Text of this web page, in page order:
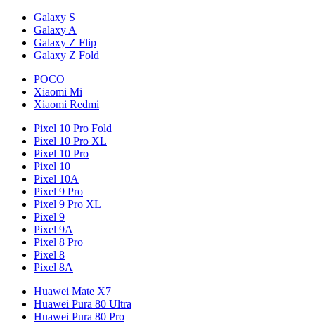
Galaxy S
Galaxy A
Galaxy Z Flip
Galaxy Z Fold
POCO
Xiaomi Mi
Xiaomi Redmi
Pixel 10 Pro Fold
Pixel 10 Pro XL
Pixel 10 Pro
Pixel 10
Pixel 10A
Pixel 9 Pro
Pixel 9 Pro XL
Pixel 9
Pixel 9A
Pixel 8 Pro
Pixel 8
Pixel 8A
Huawei Mate X7
Huawei Pura 80 Ultra
Huawei Pura 80 Pro